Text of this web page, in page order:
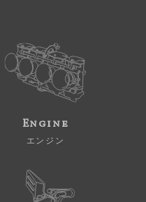
Engine
エンジン